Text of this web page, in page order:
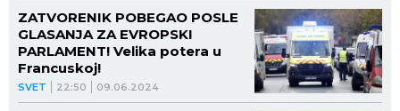
SVET 22:50 09.06.2024
ZATVORENIK POBEGAO POSLE
GLASANJA ZA EVROPSKI
PARLAMENT! Velika potera u
Francuskoj!